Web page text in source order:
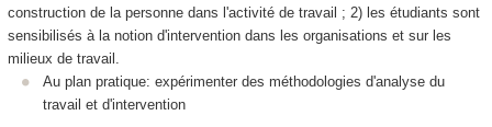
construction de la personne dans l'activité de travail ; 2) les étudiants sont
sensibilisés à la notion d'intervention dans les organisations et sur les
milieux de travail.
Au plan pratique: expérimenter des méthodologies d'analyse du
travail et d'intervention